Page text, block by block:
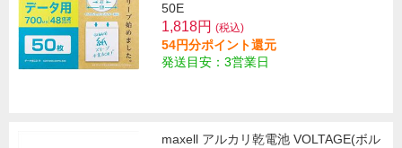
50E
1,818円 (税込)
54円分ポイント還元
発送目安：3営業日
maxell アルカリ乾電池 VOLTAGE(ボル